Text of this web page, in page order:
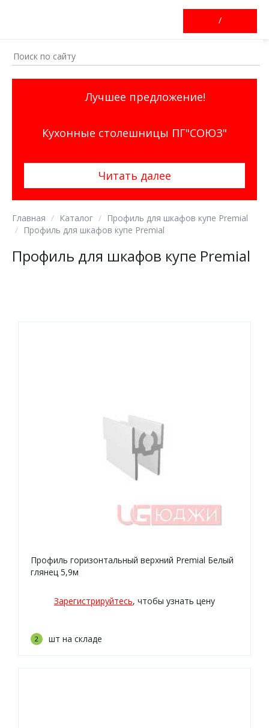
/
Лучшее предложение!
Кухонные столешницы ПГ"СОЮЗ"
Читать далее
Главная Каталог
Профиль для шкафов купе Premial
Профиль для шкафов купе Premial
Профиль для шкафов купе Premial
Профиль горизонтальный верхний Premial Белый
глянец 5,9м
Зарегистрируйтесь, чтобы узнать цену
2 шт на складе